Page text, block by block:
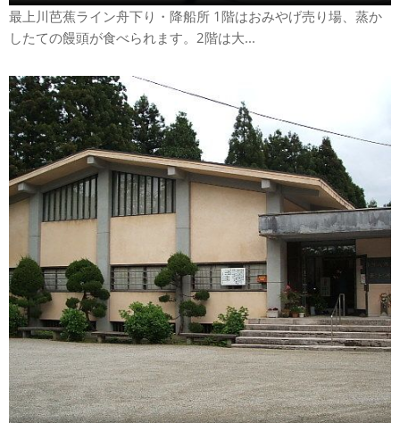
最上川芭蕉ライン舟下り・降船所 1階はおみやげ売り場、蒸か
したての饅頭が食べられます。2階は大...